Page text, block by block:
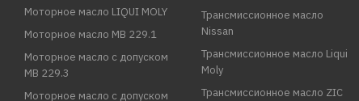
Моторное масло LIQUI MOLY
Моторное масло MB 229.1
Моторное масло с допуском
MB 229.3
Моторное масло с допуском
Трансмиссионное масло
Nissan
Трансмиссионное масло Liqui
Moly
Трансмиссионное масло ZIC